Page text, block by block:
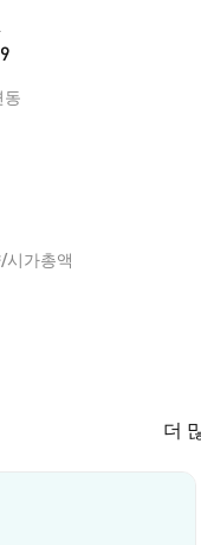
동
시가총액
더